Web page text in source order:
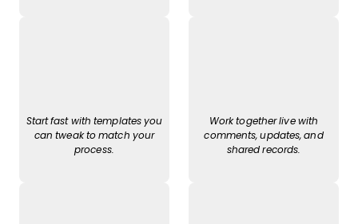
Start fast with templates you
can tweak to match your
process.
Work together live with
comments, updates, and
shared records.